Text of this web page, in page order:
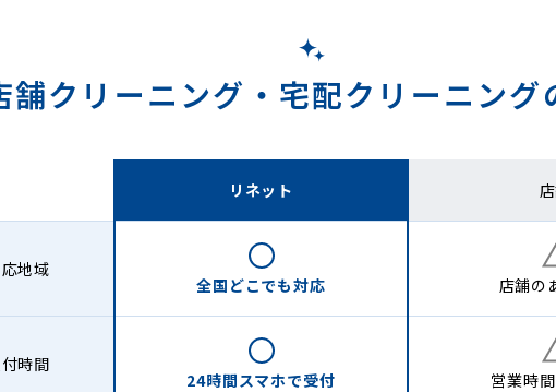
舗クリーニング・ 宅配クリーニング
リネット
地域
全国どこでも対応 店舗の
時間
24時間スマホで受付 営業時